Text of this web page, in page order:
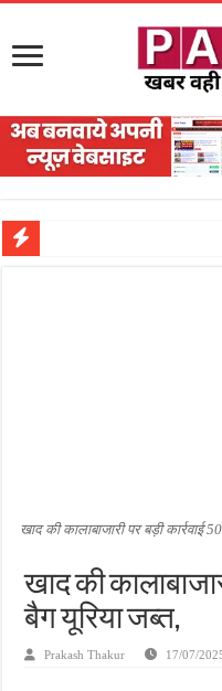
जन सहयोग और पूर्व सैनिकों ने चलाया दूध
चिल्ड्रन्स पार्क के जीर्णोद्धार के लिए आगे
खाद की कालाबाजारी पर बड़ी
खाद की
बैग यूरिया जब्त,
Prakash Thakur 17/07/